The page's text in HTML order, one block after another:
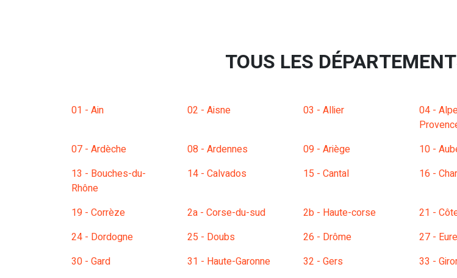
TOUS LES
01 - Ain 02 - Aisne 03 - Allier
04 -
07 - Ardèche 08 - Ardennes 09 - Ariège 10 -
13 - Bouches-du-
Rhône
14 - Calvados 15 - Cantal 16 -
19 - Corrèze 2a - Corse-du-sud 2b - Haute-corse 21 -
24 - Dordogne
25 - Doubs 26 - Drôme 27 - Eure
30 - Gard
31 - Haute-Garonne 32 - Gers 33 -